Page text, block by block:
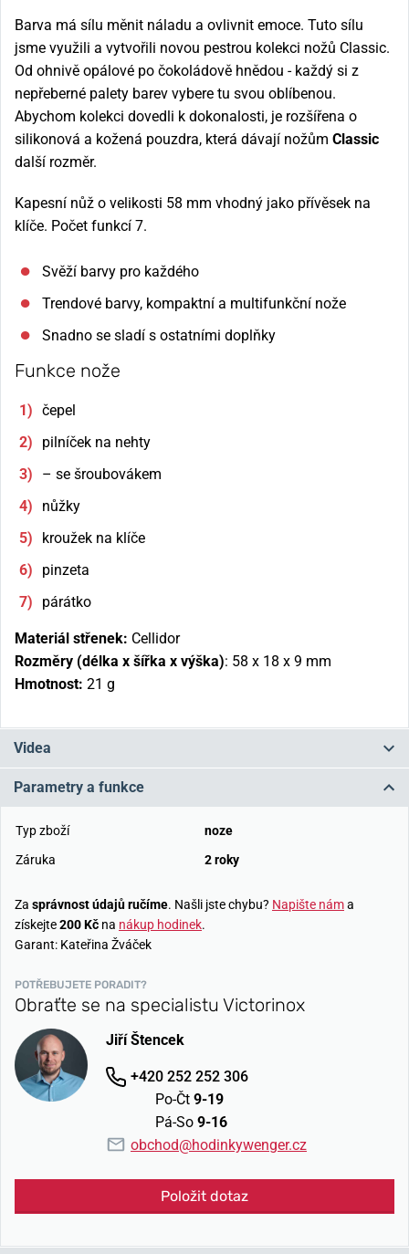
Barva má sílu měnit náladu a ovlivnit emoce. Tuto sílu
jsme využili a vytvořili novou pestrou kolekci nožů Classic.
Od ohnivě opálové po čokoládově hnědou - každý si z
nepřeberné palety barev vybere tu svou oblíbenou.
Abychom kolekci dovedli k dokonalosti, je rozšířena o
silikonová a kožená pouzdra, která dávají nožům Classic
další rozměr.
Kapesní nůž o velikosti 58 mm vhodný jako přívěsek na
klíče. Počet funkcí 7.
Svěží barvy pro každého
Trendové barvy, kompaktní a multifunkční nože
Snadno se sladí s ostatními doplňky
Funkce nože
čepel
pilníček na nehty
– se šroubovákem
nůžky
kroužek na klíče
pinzeta
párátko
Materiál střenek: Cellidor
Rozměry (délka x šířka x výška): 58 x 18 x 9 mm
Hmotnost: 21 g
Videa
Parametry a funkce
Typ zboží
noze
Záruka
2 roky
Za správnost údajů ručíme. Našli jste chybu? Napište náma
získejte200 Kč na nákup hodinek.
Garant: Kateřina Žváček
POTŘEBUJETE PORADIT?
Obraťte se na specialistu Victorinox
Jiří Štencek
+420 252 252 306
Po-Čt 9-19
Pá-So 9-16
obchod@hodinkywenger.cz
Položit dotaz